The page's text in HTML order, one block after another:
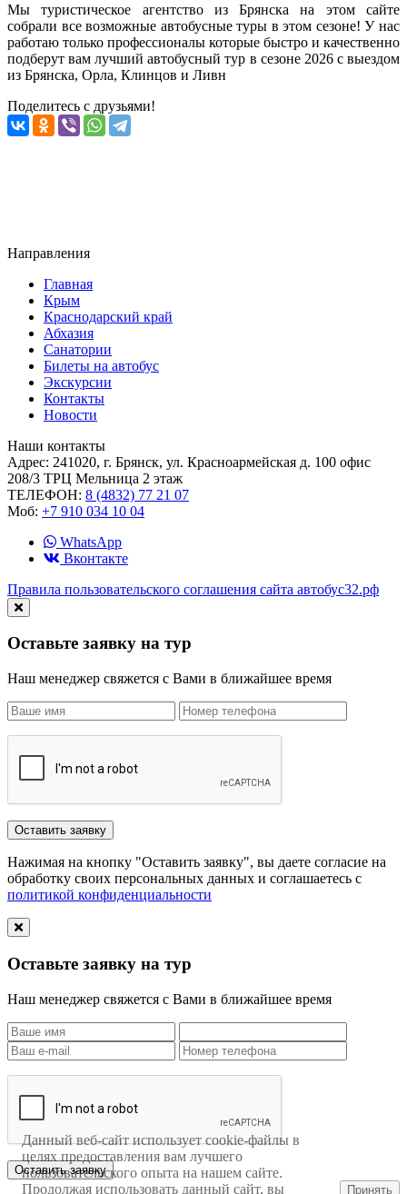
Мы туристическое агентство из Брянска на этом сайте
собрали все возможные автобусные туры в этом сезоне! У нас
работаю только профессионалы которые быстро и качественно
подберут вам лучший автобусный тур в сезоне 2026 с выездом
из Брянска, Орла, Клинцов и Ливн
Поделитесь с друзьями!
Направления
Главная
Крым
Краснодарский край
Абхазия
Санатории
Билеты на автобус
Экскурсии
Контакты
Новости
Наши контакты
Адрес: 241020, г. Брянск, ул. Красноармейская д. 100 офис
208/3 ТРЦ Мельница 2 этаж
ТЕЛЕФОН: 8 (4832) 77 21 07
Моб: +7 910 034 10 04
WhatsApp
Вконтакте
Правила пользовательского соглашения сайта автобус32.рф
Оставьте заявку на тур
Наш менеджер свяжется с Вами в ближайшее время
Нажимая на кнопку "Оставить заявку", вы даете согласие на
обработку своих персональных данных и соглашаетесь с
политикой конфиденциальности
Оставьте заявку на тур
Наш менеджер свяжется с Вами в ближайшее время
Данный веб-сайт использует cookie-файлы в
целях предоставления вам лучшего
пользовательского опыта на нашем сайте.
Продолжая использовать данный сайт, вы
Принять